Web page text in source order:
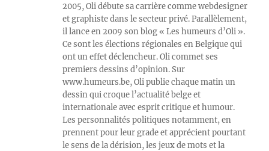
2005, Oli débute sa carrière comme webdesigner
et graphiste dans le secteur privé. Parallèlement,
il lance en 2009 son blog « Les humeurs d’Oli ».
Ce sont les élections régionales en Belgique qui
ont un effet déclencheur. Oli commet ses
premiers dessins d’opinion. Sur
www.humeurs.be, Oli publie chaque matin un
dessin qui croque l’actualité belge et
internationale avec esprit critique et humour.
Les personnalités politiques notamment, en
prennent pour leur grade et apprécient pourtant
le sens de la dérision, les jeux de mots et la